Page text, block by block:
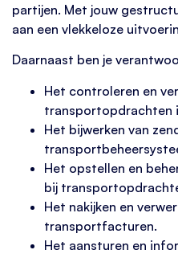
partijen. Met jouw
aan een vlekkeloze
Daarnaast ben je
Het controleren en
transportopdrachten
Het bijwerken van
Het opstellen en
bij
Het nakijken en
transportfacturen.
Het aansturen en